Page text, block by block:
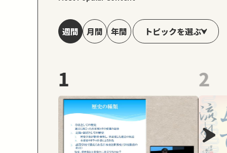
週間 月間 年間 トピックを選ぶ
1 2